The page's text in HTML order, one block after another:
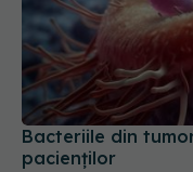
Bacteriile din
pacienților